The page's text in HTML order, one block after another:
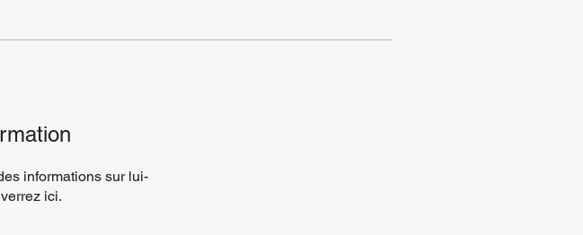
informations sur lui-
ici.